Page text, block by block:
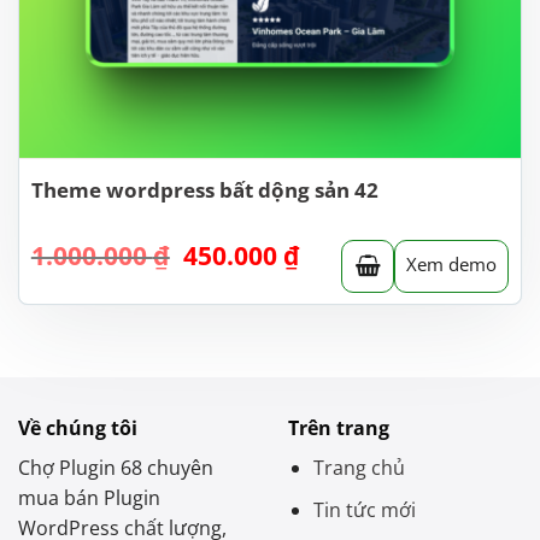
Theme wordpress bất dộng sản 42
1.000.000₫ Giá
là:
450.000 ₫Giá
hiện
tại
Xem demo
Về chúng tôi
Chợ Plugin 68 chuyên
mua bán Plugin
WordPress chất lượng,
Trên trang
Trang chủ
Tin tức mới